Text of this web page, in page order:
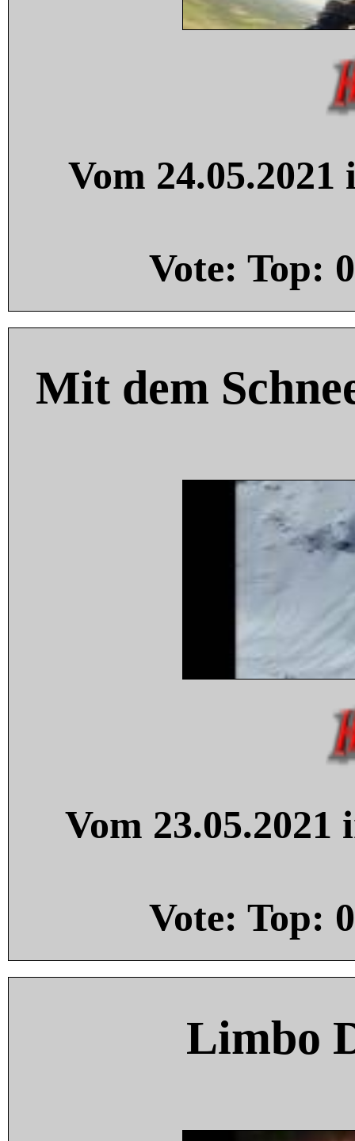
Vom
Vote: Top: 0
Mit dem
Vom
Vote: Top: 0
Limbo